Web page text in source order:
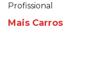
Profissional
Mais Carros